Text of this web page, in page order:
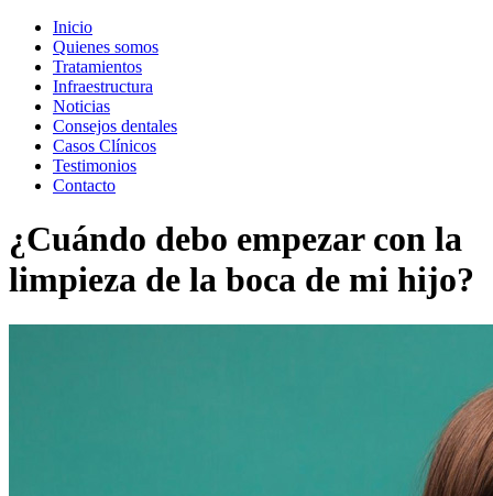
Inicio
Quienes somos
Tratamientos
Infraestructura
Noticias
Consejos dentales
Casos Clínicos
Testimonios
Contacto
¿Cuándo debo empezar con la
limpieza de la boca de mi hijo?